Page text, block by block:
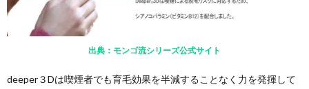
出典：モンゴ流シリーズ公式サイト
deeper３Dは喫煙者でも育毛効果を半減することなく力を発揮して